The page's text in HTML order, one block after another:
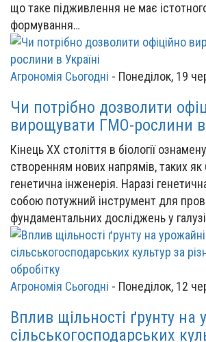
що таке підживлення не має
формування…
Агрономія Сьогодні - Понеділок, 19
Чи потрібно дозволити
вирощувати ГМО-рослини в
Кінець ХХ століття в біології
створенням нових напрямів, таких як
генетична інженерія. Наразі
собою потужний інструмент для
фундаментальних досліджень у
Агрономія Сьогодні - Понеділок, 12
Вплив щільності ґрунту на
сільськогосподарських